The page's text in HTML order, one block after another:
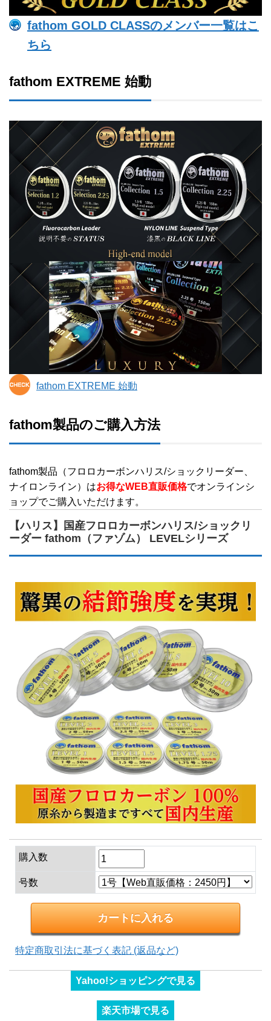
fathom GOLD CLASSのメンバー一覧はこ
ちら
fathom EXTREME 始動
fathom EXTREME 始動
fathom製品のご購入方法
fathom製品（フロロカーボンハリス/ショックリーダー、
ナイロンライン）はお得なWEB直販価格でオンラインシ
ョップでご購入いただけます。
【ハリス】国産フロロカーボンハリス/ショックリ
ーダー fathom（ファゾム） LEVELシリーズ
購入数
号数
特定商取引法に基づく表記 (返品など)
Yahoo!ショッピングで見る
楽天市場で見る